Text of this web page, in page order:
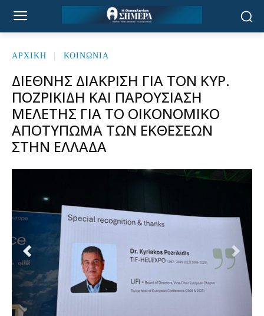
ΑΡΧΙΚΉ ΚΟΙΝΩΝΙΑ
ΔΙΕΘΝΉΣ ΔΙΆΚΡΙΣΗ ΓΙΑ ΤΟΝ ΚΥΡ.
ΠΟΖΡΙΚΊΔΗ ΚΑΙ ΠΑΡΟΥΣΊΑΣΗ
ΜΕΛΈΤΗΣ ΓΙΑ ΤΟ ΟΙΚΟΝΟΜΙΚΌ
ΑΠΟΤΎΠΩΜΑ ΤΩΝ ΕΚΘΈΣΕΩΝ
ΣΤΗΝ ΕΛΛΆΔΑ